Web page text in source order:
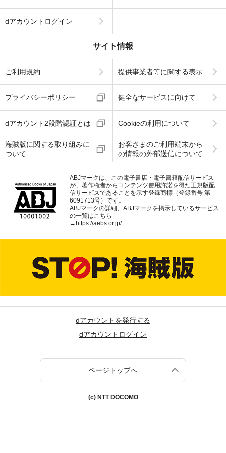
dアカウントログイン
サイト情報
ご利用規約 提供事業者等に関する表示
プライバシーポリシー 健全なサービスに向けて
dアカウント2段階認証とは Cookieの利用について
海賊版に関する取り組みに
ついて
お客さまのご利用端末から
の情報の外部送信について
ABJマークは、この電子書店・電子書籍配信サービス
が、著作権者からコンテンツ使用許諾を得た正規版配
信サービスであることを示す登録商標（登録番号 第
6091713号）です。
ABJマークの詳細、ABJマークを掲示しているサービス
の一覧はこちら
→https://aebs.or.jp/
dアカウントを発行する
dアカウントログイン
ページトップへ
(c) NTT DOCOMO